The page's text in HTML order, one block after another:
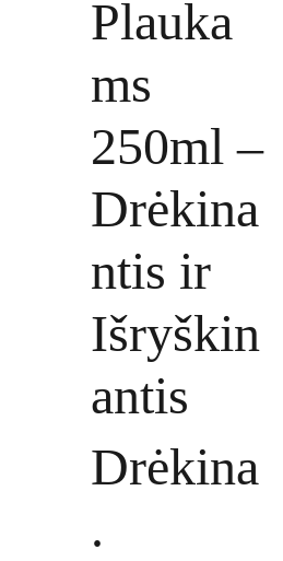
Plauka
ms
250ml –
Drėkina
ntis ir
Išryškin
antis
Drėkina
.